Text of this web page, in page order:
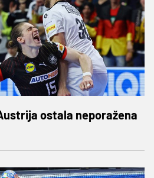
ostala neporažena